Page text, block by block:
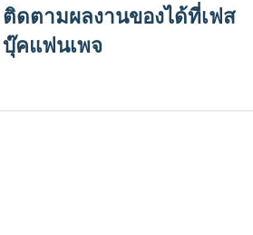
ติดตามผลงานของได้ที่เฟส
บุ๊คแฟนเพจ